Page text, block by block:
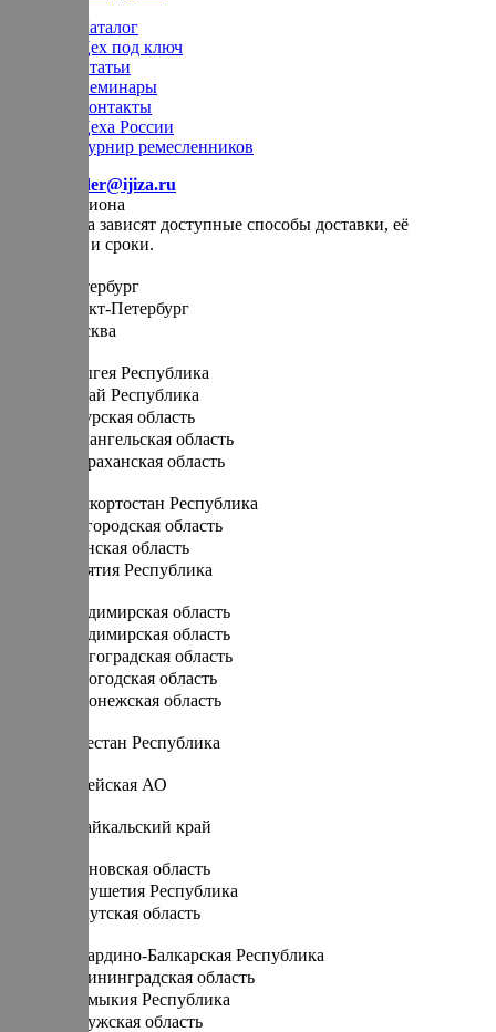
Каталог
Цех под ключ
Статьи
Семинары
Контакты
Цеха России
Турнир ремесленников
order@ijiza.ru
Выбор региона
От региона зависят доступные способы доставки, её
стоимость и сроки.
Санкт-Петербург
Санкт-Петербург
Москва
Адыгея Республика
Алтай Республика
Амурская область
Архангельская область
Астраханская область
Башкортостан Республика
Белгородская область
Брянская область
Бурятия Республика
Владимирская область
Владимирская область
Волгоградская область
Вологодская область
Воронежская область
Дагестан Республика
Еврейская АО
Забайкальский край
Ивановская область
Ингушетия Республика
Иркутская область
Кабардино-Балкарская Республика
Калининградская область
Калмыкия Республика
Калужская область